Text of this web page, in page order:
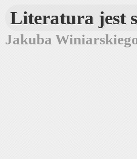
Literatura jest
Jakuba